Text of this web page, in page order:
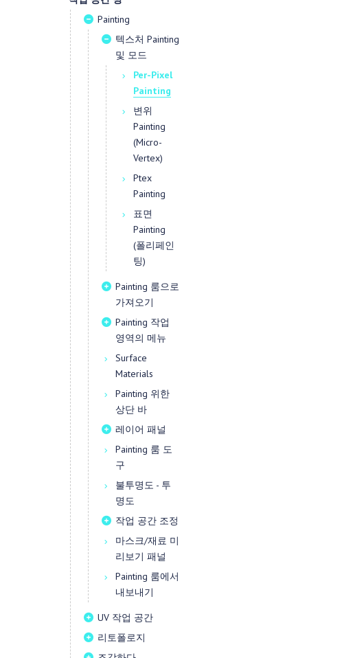
Painting
텍스처 Painting
및 모드
Per-Pixel
Painting
변위
Painting
(Micro-
Vertex)
Ptex
Painting
표면
Painting
(폴리페인
팅)
Painting 룸으로
가져오기
Painting 작업
영역의 메뉴
Surface
Materials
Painting 위한
상단 바
레이어 패널
Painting 룸 도
구
불투명도 - 투
명도
작업 공간 조정
마스크/재료 미
리보기 패널
Painting 룸에서
내보내기
UV 작업 공간
리토폴로지